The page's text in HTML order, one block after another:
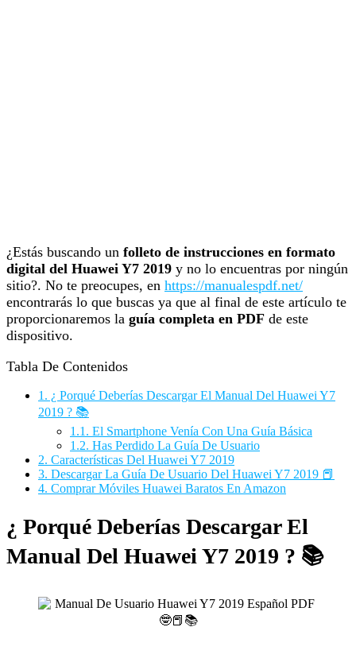
¿Estás buscando un folleto de instrucciones en formato
digital del Huawei Y7 2019 y no lo encuentras por ningún
sitio?. No te preocupes, en https://manualespdf.net/
encontrarás lo que buscas ya que al final de este artículo te
proporcionaremos la guía completa en PDF de este
dispositivo.
Tabla De Contenidos
1. ¿ Porqué Deberías Descargar El Manual Del Huawei Y7
2019 ? 📚
1.1. El Smartphone Venía Con Una Guía Básica
1.2. Has Perdido La Guía De Usuario
2. Características Del Huawei Y7 2019
3. Descargar La Guía De Usuario Del Huawei Y7 2019 📕
4. Comprar Móviles Huawei Baratos En Amazon
¿ Porqué Deberías Descargar El
Manual Del Huawei Y7 2019 ? 📚